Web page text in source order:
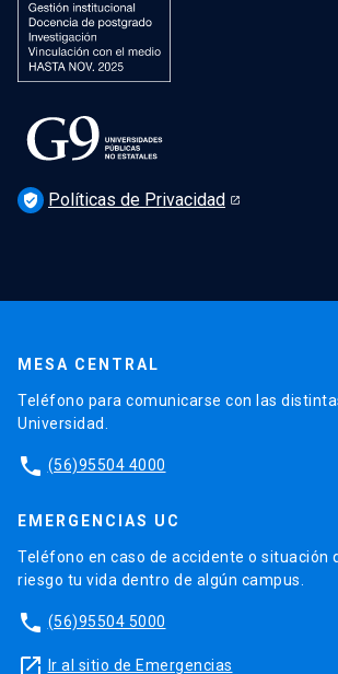
verified_user Políticas de Privacidad
MESA CENTRAL
Teléfono para comunicarse con las
Universidad.
phone (56)95504 4000
EMERGENCIAS UC
Teléfono en caso de accidente o situación
riesgo tu vida dentro de algún campus.
phone (56)95504 5000
launch Ir al sitio de Emergencias